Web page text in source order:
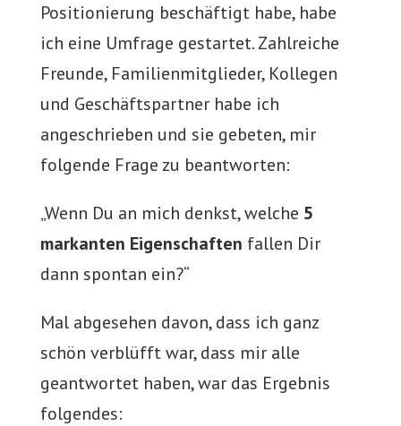
Positionierung beschäftigt habe, habe
ich eine Umfrage gestartet. Zahlreiche
Freunde, Familienmitglieder, Kollegen
und Geschäftspartner habe ich
angeschrieben und sie gebeten, mir
folgende Frage zu beantworten:
„Wenn Du an mich denkst, welche 5
markanten Eigenschaften fallen Dir
dann spontan ein?“
Mal abgesehen davon, dass ich ganz
schön verblüfft war, dass mir alle
geantwortet haben, war das Ergebnis
folgendes: